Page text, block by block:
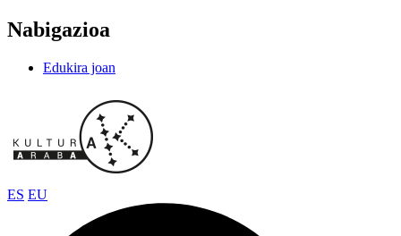
Nabigazioa
Edukira joan
ES EU